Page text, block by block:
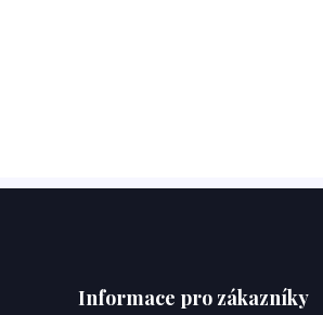
Informace pro zákazníky